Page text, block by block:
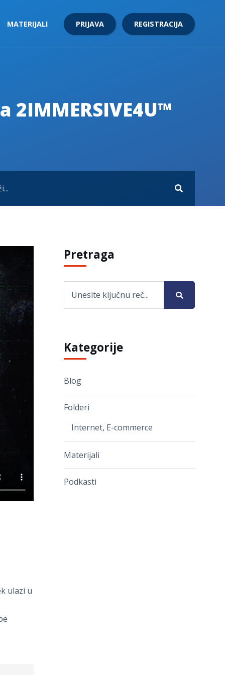
MATERIJALI PRIJAVA REGISTRACIJA
ulazi u
Pretraga
Kategorije
Blog
Folderi
Internet, E-commerce
Materijali
Podkasti